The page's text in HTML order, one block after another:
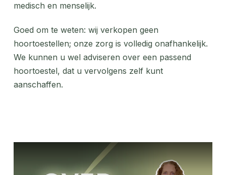
medisch en menselijk.
Goed om te weten: wij verkopen geen
hoortoestellen; onze zorg is volledig onafhankelijk.
We kunnen u wel adviseren over een passend
hoortoestel, dat u vervolgens zelf kunt
aanschaffen.